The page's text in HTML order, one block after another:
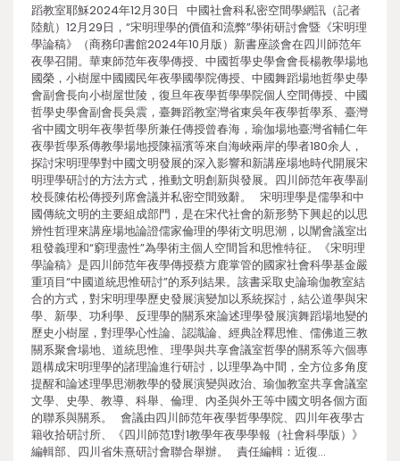
蹈教室耶穌2024年12月30日 中國社會科私密空間學網訊（記者
陸航）12月29日，“宋明理學的價值和流弊”學術研討會暨《宋明理
學論稿》（商務印書館2024年10月版）新書座談會在四川師范年
夜學召開。華東師范年夜學傳授、中國哲學史學會會長楊教學場地
國榮，小樹屋中國國民年夜學國學院傳授、中國舞蹈場地哲學史學
會副會長向小樹屋世陵，復旦年夜學哲學學院個人空間傳授、中國
哲學史學會副會長吳震，臺舞蹈教室灣省東吳年夜學哲學系、臺灣
省中國文明年夜學哲學所兼任傳授曾春海，瑜伽場地臺灣省輔仁年
夜學哲學系傳教學場地授陳福濱等來自海峽兩岸的學者180余人，
探討宋明理學對中國文明發展的深入影響和新講座場地時代開展宋
明理學研討的方法方式，推動文明創新與發展。四川師范年夜學副
校長陳佑松傳授列席會議并私密空間致辭。 宋明理學是儒學和中
國傳統文明的主要組成部門，是在宋代社會的新形勢下興起的以思
辨性哲理來講座場地論證儒家倫理的學術文明思潮，以闡會議室出
租發義理和“窮理盡性”為學術主個人空間旨和思惟特征。《宋明理
學論稿》是四川師范年夜學傳授蔡方鹿掌管的國家社會科學基金嚴
重項目“中國道統思惟研討”的系列結果。該書采取史論瑜伽教室結
合的方式，對宋明理學歷史發展演變加以系統探討，結公道學與宋
學、新學、功利學、反理學的關系來論述理學發展演舞蹈場地變的
歷史小樹屋，對理學心性論、認識論、經典詮釋思惟、儒佛道三教
關系聚會場地、道統思惟、理學與共享會議室哲學的關系等六個專
題構成宋明理學的諸理論進行研討，以理學為中間，全方位多角度
提醒和論述理學思潮教學的發展演變與政治、瑜伽教室共享會議室
文學、史學、教導、科舉、倫理、內圣與外王等中國文明各個方面
的聯系與關系。 會議由四川師范年夜學哲學學院、四川年夜學古
籍收拾研討所、《四川師范1對1教學年夜學學報（社會科學版）》
編輯部、四川省朱熹研討會聯合舉辦。 責任編輯：近復…